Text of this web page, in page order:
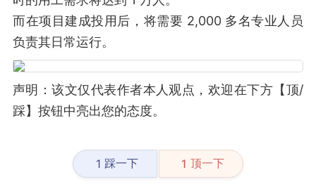
而在项目建成投用后，将需要 2,000 多名专业人员
负责其日常运行。
声明：该文仅代表作者本人观点，欢迎在下方【顶/
踩】按钮中亮出您的态度。
1 踩一下 1 顶一下